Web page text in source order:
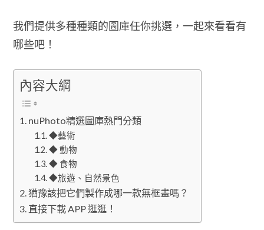
我們提供多種種類的圖庫任你挑選，一起來看看有
哪些吧！
內容大綱
nuPhoto精選圖庫熱門分類
◆藝術
◆ 動物
◆ 食物
◆旅遊、自然景色
猶豫該把它們製作成哪一款無框畫嗎？
直接下載 APP 逛逛！